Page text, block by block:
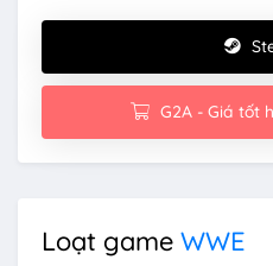
G2A - Giá tốt
Loạt game WWE